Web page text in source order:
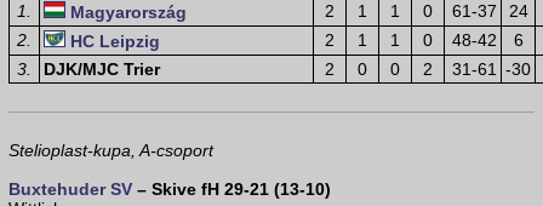
1.
Magyarország 2 1 1 0 61-37
24
2.
HC Leipzig 2 1 1 0 48-42
6
3.
DJK/MJC Trier 2 0 0 2 31-61 -30
Stelioplast-kupa, A-csoport
Buxtehuder SV – Skive fH 29-21 (13-10)